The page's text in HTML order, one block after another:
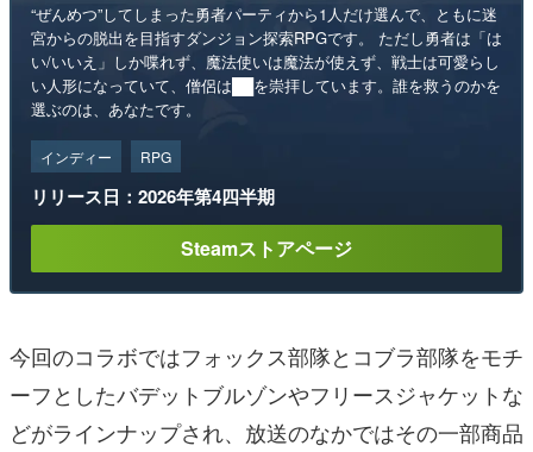
“ぜんめつ”してしまった勇者パーティから1人だけ選んで、ともに迷
宮からの脱出を目指すダンジョン探索RPGです。 ただし勇者は「は
い/いいえ」しか喋れず、魔法使いは魔法が使えず、戦士は可愛らし
い人形になっていて、僧侶は██を崇拝しています。誰を救うのかを
選ぶのは、あなたです。
インディー RPG
リリース日：2026年第4四半期
Steamストアページ
今回のコラボではフォックス部隊とコブラ部隊をモチ
ーフとしたバデットブルゾンやフリースジャケットな
どがラインナップされ、放送のなかではその一部商品